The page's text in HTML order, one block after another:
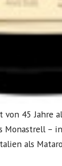
von 45 Jahre
Monastrell –
als